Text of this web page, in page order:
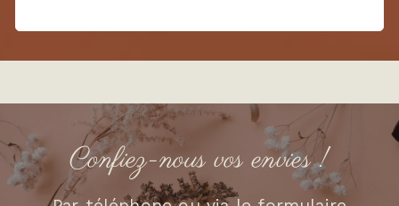
Confiez-nous vos envies !